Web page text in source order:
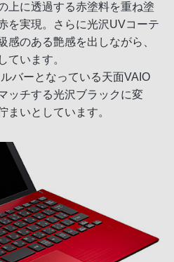
上に透過する赤塗料を重ね塗
を実現。さらに光沢UVコーテ
感のある艶感を出しながら、
ています。
バーとなっている天面VAIO
ッチする光沢ブラックに変
まいとしています。